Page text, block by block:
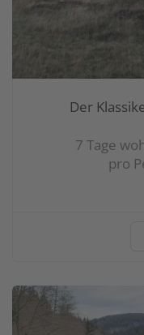
Der
7 Tage
pro